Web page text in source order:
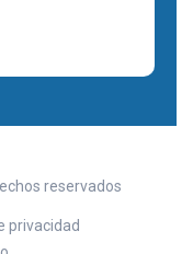
reservados
privacidad